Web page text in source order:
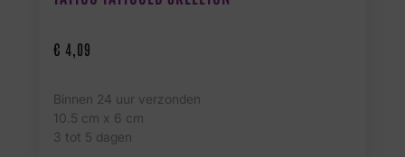
€ 4,09
Binnen 24 uur verzonden
10.5 cm x 6 cm
3 tot 5 dagen